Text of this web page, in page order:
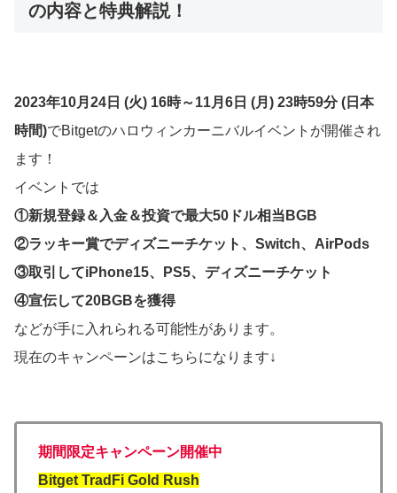
の内容と特典解説！
2023年10月24日 (火) 16時～11月6日 (月) 23時59分 (日本
時間)でBitgetのハロウィンカーニバルイベントが開催され
ます！
イベントでは
①新規登録＆入金＆投資で最大50ドル相当BGB
②ラッキー賞でディズニーチケット、Switch、AirPods
③取引してiPhone15、PS5、ディズニーチケット
④宣伝して20BGBを獲得
などが手に入れられる可能性があります。
現在のキャンペーンはこちらになります↓
期間限定キャンペーン開催中
Bitget TradFi Gold Rush